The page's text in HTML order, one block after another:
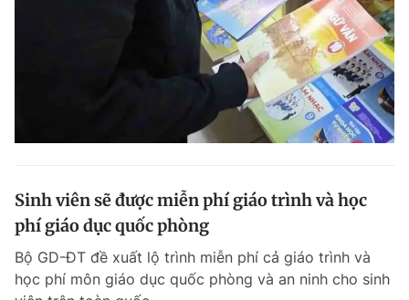
Đọc Thanh Niên trên điện thoại
Hotline Liên hệ quảng cáo
Đặt báo Quảng cáo
Sinh viên sẽ được miễn phí giáo trình và học
phí giáo dục quốc phòng
Bộ GD-ĐT đề xuất lộ trình miễn phí cả giáo trình và
học phí môn giáo dục quốc phòng và an ninh cho sinh